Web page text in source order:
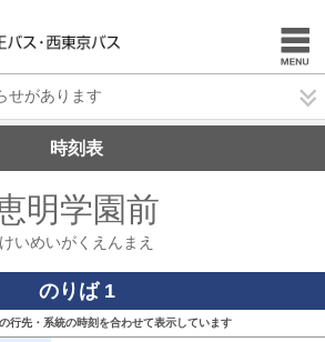
せがあります
時刻表
明学園前
けいめいがくえんまえ
のりば 1
行先・系統の時刻を合わせて表示しています